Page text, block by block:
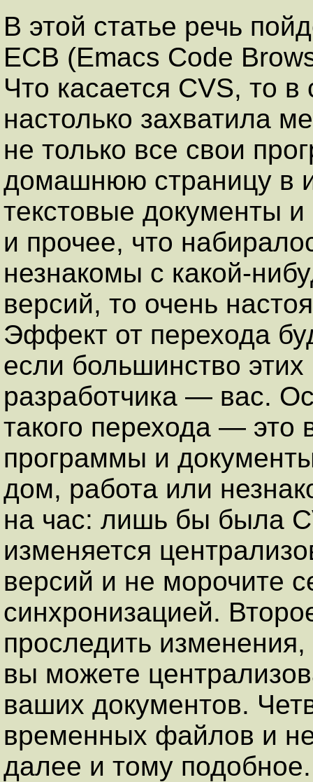
В этой статье речь
ECB (Emacs Code
Что касается CVS, то
настолько захватила
не только все свои
домашнюю страницу в
текстовые документы и
и прочее, что
незнакомы с какой-
версий, то очень
Эффект от перехода
если большинство
разработчика — вас.
такого перехода — это
программы и
дом, работа или
на час: лишь бы была
изменяется
версий и не морочите
синхронизацией.
проследить
вы можете
ваших документов.
временных файлов и
далее и тому подобное.